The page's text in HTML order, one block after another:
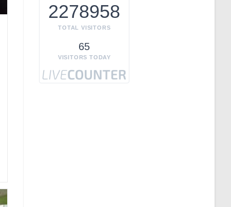
2278958
TOTAL VISITORS
65
VISITORS TODAY